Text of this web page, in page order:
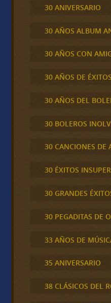
30 ANIVERSARIO
30 AÑOS ALBUM
30 AÑOS CON
30 AÑOS DE ÉXITOS
30 AÑOS DEL
30 BOLEROS
30 CANCIONES DE
30 ÉXITOS
30 GRANDES
30 PEGADITAS DE
33 AÑOS DE
35 ANIVERSARIO
38 CLÁSICOS DEL